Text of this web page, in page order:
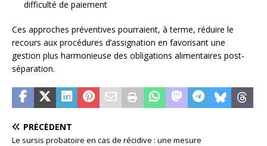
difficulté de paiement
Ces approches préventives pourraient, à terme, réduire le
recours aux procédures d’assignation en favorisant une
gestion plus harmonieuse des obligations alimentaires post-
séparation.
PRÉCÉDENT
Le sursis probatoire en cas de récidive : une mesure